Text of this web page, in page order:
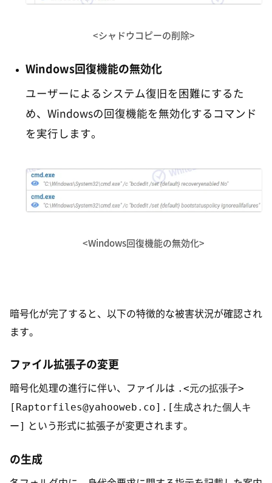
<シャドウコピーの削除>
Windows回復機能の無効化
ユーザーによるシステム復旧を困難にするた
め、Windowsの回復機能を無効化するコマンド
を実行します。
<Windows回復機能の無効化>
暗号化が完了すると、以下の特徴的な被害状況が確認され
ます。
ファイル拡張子の変更
暗号化処理の進行に伴い、ファイルは .<元の拡張子>
[Raptorfiles@yahooweb.co].[生成された個人キ
ー]
という形式に拡張子が変更されます。
の生成